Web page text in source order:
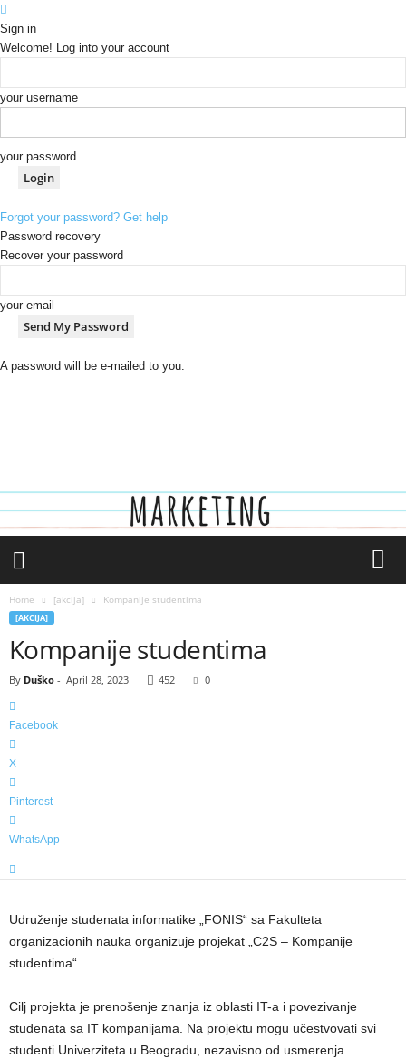
Sign in
Welcome! Log into your account
your username
your password
Forgot your password? Get help
Password recovery
Recover your password
your email
A password will be e-mailed to you.
r
Home [akcija] Kompanije studentima
[AKCIJA]
Kompanije studentima
By Duško - April 28, 2023 452 0
Facebook
X
Pinterest
WhatsApp
Udruženje studenata informatike „FONIS“ sa Fakulteta
organizacionih nauka organizuje projekat „C2S – Kompanije
studentima“.
Cilj projekta je prenošenje znanja iz oblasti IT-a i povezivanje
studenata sa IT kompanijama. Na projektu mogu učestvovati svi
studenti Univerziteta u Beogradu, nezavisno od usmerenja.